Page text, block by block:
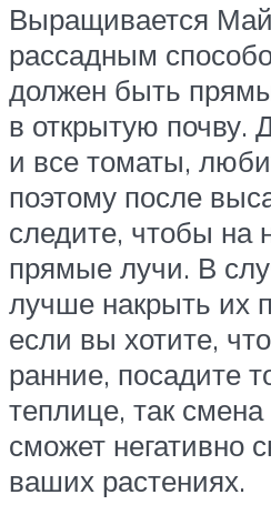
Выращивается
рассадным
должен быть
в открытую почву.
и все томаты,
поэтому после
следите, чтобы на
прямые лучи. В
лучше накрыть их
если вы хотите,
ранние, посадите
теплице, так
сможет негативно
ваших растениях.